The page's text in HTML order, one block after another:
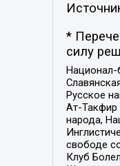
*
силу
Национал-
Русское
Ат-Такфир
народа,
свободе
Клуб